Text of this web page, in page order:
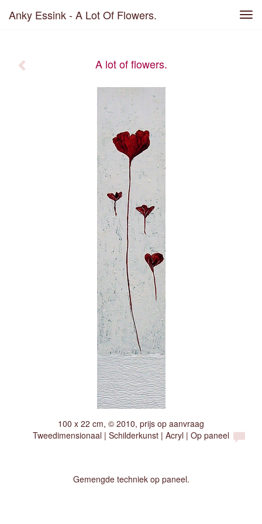
Anky Essink - A Lot Of Flowers.
A lot of flowers.
100 x 22 cm, © 2010, prijs op aanvraag
Tweedimensionaal | Schilderkunst | Acryl | Op paneel
Gemengde techniek op paneel.